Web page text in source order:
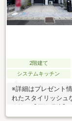
2階建て
システムキッチン
※詳細はプレゼント
れたスタイリッシュ
吹抜け【周辺環境
校：徒歩23分（